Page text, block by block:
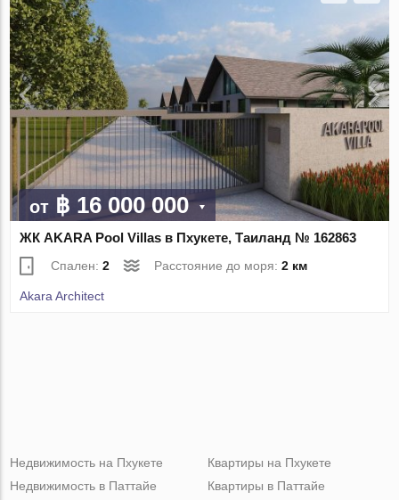
от ฿ 16 000 000
ЖК AKARA Pool Villas в Пхукете, Таиланд № 162863
Спален:2 Расстояние до моря:2 км
Akara Architect
Недвижимость на Пхукете
Недвижимость в Паттайе
Квартиры на Пхукете
Квартиры в Паттайе